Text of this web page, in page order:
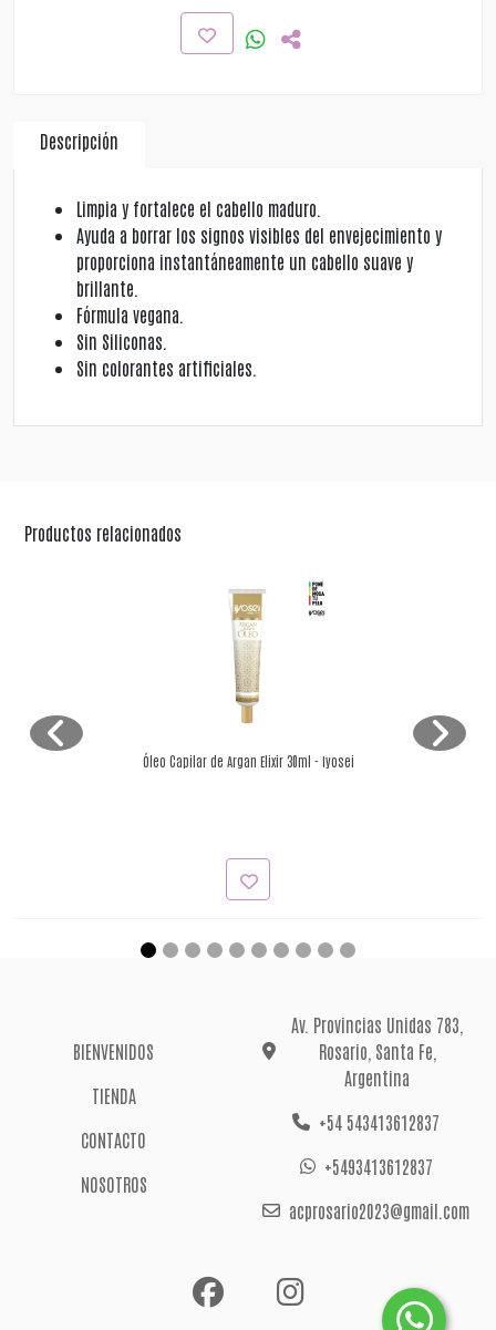
Descripción
Limpia y fortalece el cabello maduro.
Ayuda a borrar los signos visibles del envejecimiento y
proporciona instantáneamente un cabello suave y
brillante.
Fórmula vegana.
Sin Siliconas.
Sin colorantes artificiales.
Productos relacionados
Óleo Capilar de Argan Elixir 30ml - Iyosei
BIENVENIDOS
TIENDA
CONTACTO
NOSOTROS
Av. Provincias Unidas 783,
Rosario, Santa Fe,
Argentina
+54 543413612837
+5493413612837
acprosario2023@gmail.com